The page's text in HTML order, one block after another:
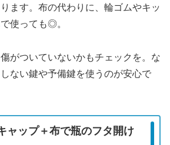
ます。布の代わりに、輪ゴムやキッ
使っても◎。
がついていないかもチェックを。な
ない鍵や予備鍵を使うのが安心で
ャップ＋布で瓶のフタ開け